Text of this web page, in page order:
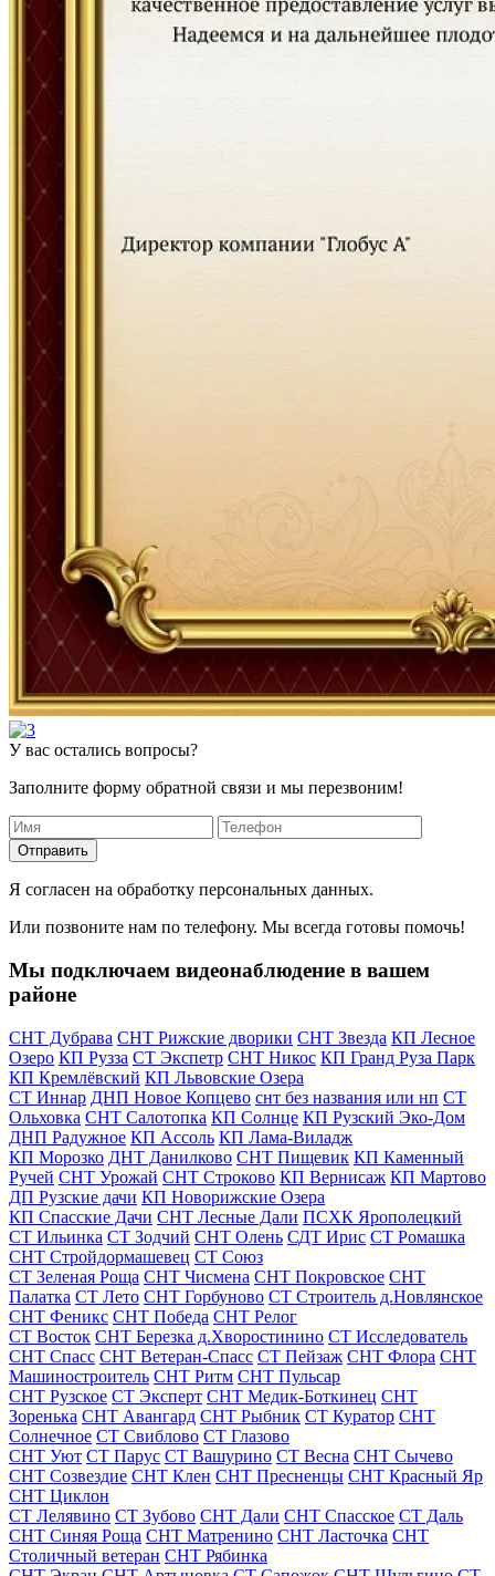
У вас остались вопросы?
Заполните форму обратной связи и мы перезвоним!
Отправить
Я согласен на обработку персональных данных.
Или позвоните нам по телефону. Мы всегда готовы помочь!
Мы подключаем видеонаблюдение в вашем
районе
СНТ Дубрава СНТ Рижские дворики СНТ Звезда КП Лесное
Озеро КП Рузза СТ Экспетр СНТ Никос КП Гранд Руза Парк
КП Кремлёвский КП Львовские Озера
СТ Иннар ДНП Новое Копцево снт без названия или нп СТ
Ольховка СНТ Салотопка КП Солнце КП Рузский Эко-Дом
ДНП Радужное КП Ассоль КП Лама-Виладж
КП Морозко ДНТ Данилково СНТ Пищевик КП Каменный
Ручей СНТ Урожай СНТ Строково КП Вернисаж КП Мартово
ДП Рузские дачи КП Новорижские Озера
КП Спасские Дачи СНТ Лесные Дали ПСХК Ярополецкий
СТ Ильинка СТ Зодчий СНТ Олень СДТ Ирис СТ Ромашка
СНТ Стройдормашевец СТ Союз
СТ Зеленая Роща СНТ Чисмена СНТ Покровское СНТ
Палатка СТ Лето СНТ Горбуново СТ Строитель д.Новлянское
СНТ Феникс СНТ Победа СНТ Релог
СТ Восток СНТ Березка д.Хворостинино СТ Исследователь
СНТ Спасс СНТ Ветеран-Спасс СТ Пейзаж СНТ Флора СНТ
Машиностроитель СНТ Ритм СНТ Пульсар
СНТ Рузское СТ Эксперт СНТ Медик-Боткинец СНТ
Зоренька СНТ Авангард СНТ Рыбник СТ Куратор СНТ
Солнечное СТ Свиблово СТ Глазово
СНТ Уют СТ Парус СТ Вашурино СТ Весна СНТ Сычево
СНТ Созвездие СНТ Клен СНТ Пресненцы СНТ Красный Яр
СНТ Циклон
СТ Лелявино СТ Зубово СНТ Дали СНТ Спасское СТ Даль
СНТ Синяя Роща СНТ Матренино СНТ Ласточка СНТ
Столичный ветеран СНТ Рябинка